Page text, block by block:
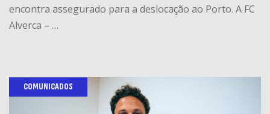
encontra assegurado para a deslocação ao Porto. A FC
Alverca – …
COMUNICADOS